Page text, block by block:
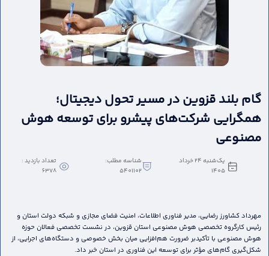
گام بلند قزوین در مسیر تحول دیجیتال؛
همگرایی شرکت‌های پیشرو برای توسعه هوش
مصنوعی
یک‌شنبه 24 خرداد
1405
شناسه مطلب:
5401102
تعداد بازدید :
6378
مهرداد کشاورز رضایی، مدیر فناوری اطلاعات، امنیت فضای مجازی و شبکه دولت استان و
رئیس کارگروه تخصصی هوش مصنوعی استان قزوین، در نشست تخصصی فعالان حوزه
هوش مصنوعی با تأکیدبر ضرورت هم‌افزایی میان بخش خصوصی و دستگاه‌های اجرایی، از
شکل‌گیری گام‌های مؤثر برای توسعه این فناوری در استان خبر داد.